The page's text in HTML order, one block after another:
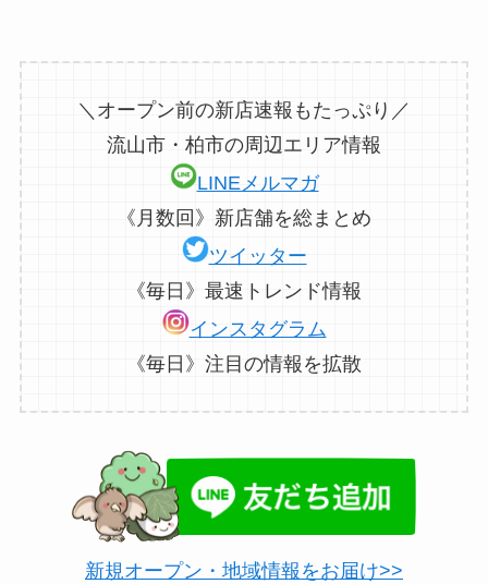
＼オープン前の新店速報もたっぷり／
流山市・柏市の周辺エリア情報
LINEメルマガ
《月数回》新店舗を総まとめ
ツイッター
《毎日》最速トレンド情報
インスタグラム
《毎日》注目の情報を拡散
新規オープン・地域情報をお届け>>